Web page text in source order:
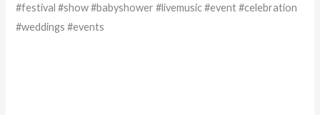
#festival #show #babyshower #livemusic #event #celebration
#weddings #events